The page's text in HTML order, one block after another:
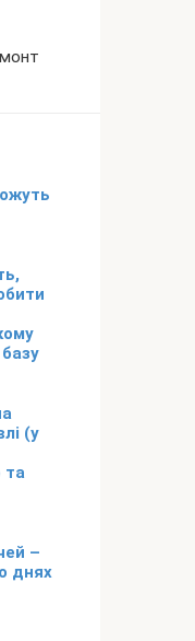
(у
та
–
днях